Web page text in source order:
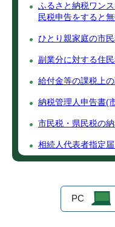
ふるさと納税ワン
民税申告をすると
ひとり親家庭の市
副業分に対する住
給付金等の課税上
納税管理人申告書(
市民税・県民税の
相続人代表者指定
PC